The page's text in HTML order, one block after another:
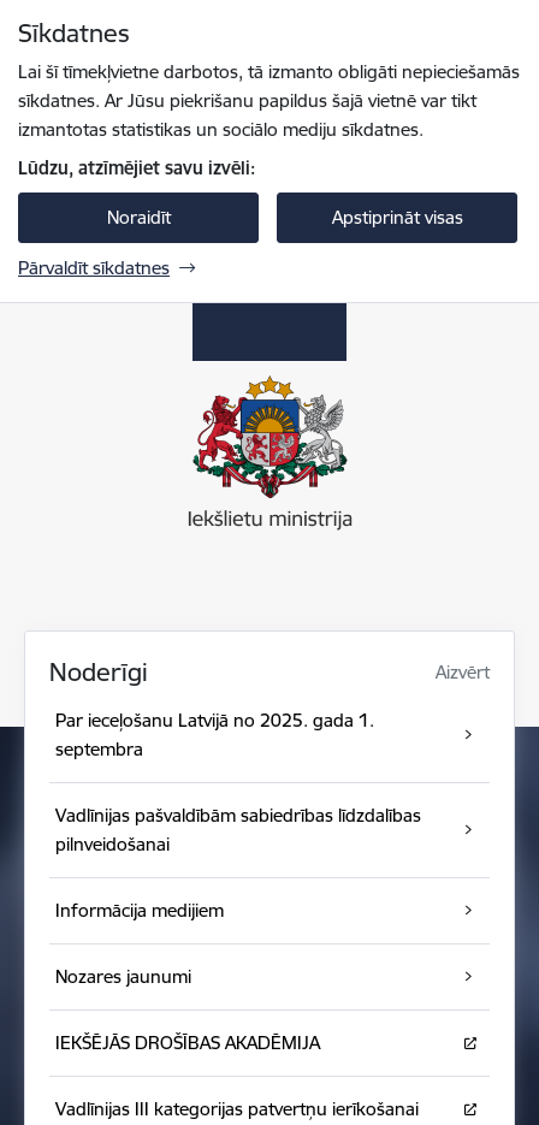
Sīkdatnes
Lai šī tīmekļvietne darbotos, tā izmanto obligāti nepieciešamās
sīkdatnes. Ar Jūsu piekrišanu papildus šajā vietnē var tikt
izmantotas statistikas un sociālo mediju sīkdatnes.
Lūdzu, atzīmējiet savu izvēli:
Noraidīt Apstiprināt visas
Pārvaldīt sīkdatnes
Noderīgi Aizvērt
Par ieceļošanu Latvijā no 2025. gada 1.
septembra
Vadlīnijas pašvaldībām sabiedrības līdzdalības
pilnveidošanai
Informācija medijiem
Nozares jaunumi
IEKŠĒJĀS DROŠĪBAS AKADĒMIJA
Vadlīnijas III kategorijas patvertņu ierīkošanai